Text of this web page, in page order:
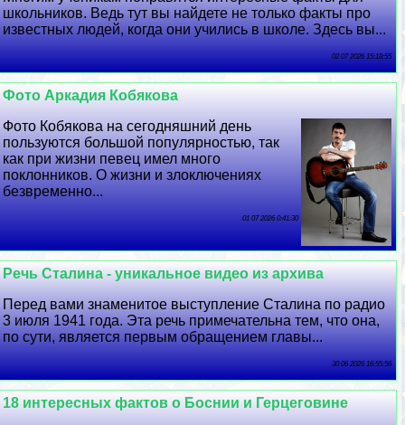
школьников. Ведь тут вы найдете не только факты про
известных людей, когда они учились в школе. Здесь вы...
02 07 2026 15:18:55
Фото Аркадия Кобякова
Фото Кобякова на сегодняшний день
пользуются большой популярностью, так
как при жизни певец имел много
поклонников. О жизни и злоключениях
безвременно...
01 07 2026 0:41:30
Речь Сталина - уникальное видео из архива
Перед вами знаменитое выступление Сталина по радио
3 июля 1941 года. Эта речь примечательна тем, что она,
по сути, является первым обращением главы...
30 06 2026 16:55:56
18 интересных фактов о Боснии и Герцеговине